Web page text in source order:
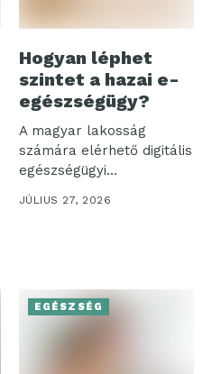
Hogyan léphet
szintet a hazai e-
egészségügy?
A magyar lakosság
számára elérhető digitális
egészségügyi
ökoszisztéma három
pillére – az...
JÚLIUS 27, 2026
EGÉSZSÉG